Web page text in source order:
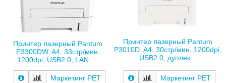
Принтер лазерный Pantum
P3300DW, A4, 33стр/мин,
1200dpi, USB2.0, LAN, ...
Маркетинг РЕТ
Принтер лазерный Pantum
P3010D, A4, 30стр/мин, 1200dpi,
USB2.0, дуплек...
Маркетинг РЕТ